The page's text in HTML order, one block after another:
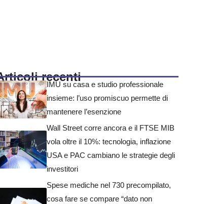
recenti
IMU su casa e studio professionale
insieme: l’uso promiscuo permette di
mantenere l’esenzione
Wall Street corre ancora e il FTSE MIB
vola oltre il 10%: tecnologia, inflazione
USA e PAC cambiano le strategie degli
investitori
Spese mediche nel 730 precompilato,
cosa fare se compare “dato non